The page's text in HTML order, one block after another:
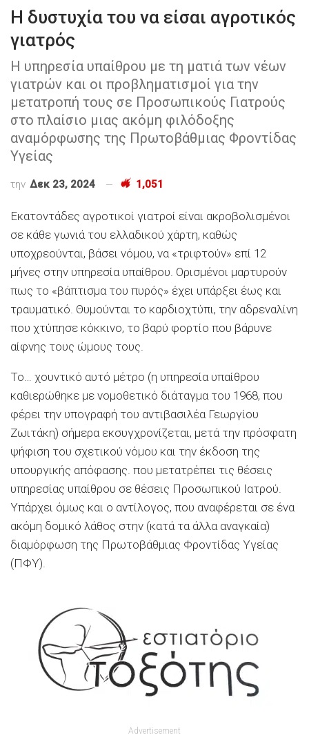
Η δυστυχία του να είσαι αγροτικός
γιατρός
Η υπηρεσία υπαίθρου με τη ματιά των νέων
γιατρών και οι προβληματισμοί για την
μετατροπή τους σε Προσωπικούς Γιατρούς
στο πλαίσιο μιας ακόμη φιλόδοξης
αναμόρφωσης της Πρωτοβάθμιας Φροντίδας
Υγείας
την Δεκ 23, 2024 1,051
Εκατοντάδες αγροτικοί γιατροί είναι ακροβολισμένοι
σε κάθε γωνιά του ελλαδικού χάρτη, καθώς
υποχρεούνται, βάσει νόμου, να «τριφτούν» επί 12
μήνες στην υπηρεσία υπαίθρου. Ορισμένοι μαρτυρούν
πως το «βάπτισμα του πυρός» έχει υπάρξει έως και
τραυματικό. Θυμούνται το καρδιοχτύπι, την αδρεναλίνη
που χτύπησε κόκκινο, το βαρύ φορτίο που βάρυνε
αίφνης τους ώμους τους.
Το… χουντικό αυτό μέτρο (η υπηρεσία υπαίθρου
καθιερώθηκε με νομοθετικό διάταγμα του 1968, που
φέρει την υπογραφή του αντιβασιλέα Γεωργίου
Ζωιτάκη) σήμερα εκσυγχρονίζεται, μετά την πρόσφατη
ψήφιση του σχετικού νόμου και την έκδοση της
υπουργικής απόφασης. που μετατρέπει τις θέσεις
υπηρεσίας υπαίθρου σε θέσεις Προσωπικού Ιατρού.
Υπάρχει όμως και ο αντίλογος, που αναφέρεται σε ένα
ακόμη δομικό λάθος στην (κατά τα άλλα αναγκαία)
διαμόρφωση της Πρωτοβάθμιας Φροντίδας Υγείας
(ΠΦΥ).
Advertisement